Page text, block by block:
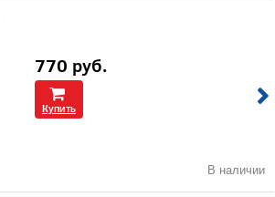
770 руб.
Купить
В наличии